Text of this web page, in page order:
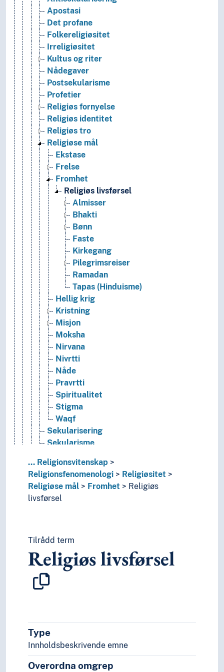
Apostasi
Det profane
Folkereligiøsitet
Irreligiøsitet
Kultus og riter
Nådegaver
Postsekularisme
Profetier
Religiøs fornyelse
Religiøs identitet
Religiøs tro
Religiøse mål
Ekstase
Frelse
Fromhet
Religiøs livsførsel
Almisser
Bhakti
Bønn
Faste
Kirkegang
Pilegrimsreiser
Ramadan
Tapas (Hinduisme)
Hellig krig
Kristning
Misjon
Moksha
Nirvana
Nivrtti
Nåde
Pravrtti
Spiritualitet
Stigma
Waqf
Sekularisering
Sekularisme
Tvil (Religion)
Synkretisme (Religion)
Teologi
Religionsforfølgelse
Religiøse doktriner
Religiøse kilder
Religiøse organisasjoner
Åndevesener
Rettsvitenskap
Tid i enheter, stadier og perioder
... Religionsvitenskap
Religionsfenomenologi
Religiøsitet
Religiøse mål
Fromhet
Religiøs
livsførsel
Tilrådd term
Religiøs livsførsel
Type
Innholdsbeskrivende emne
Overordna omgrep